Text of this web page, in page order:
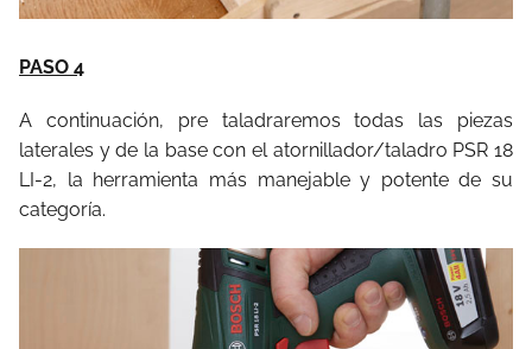
PASO 4
A continuación, pre taladraremos todas las piezas
laterales y de la base con el atornillador/taladro PSR 18
LI-2, la herramienta más manejable y potente de su
categoría.